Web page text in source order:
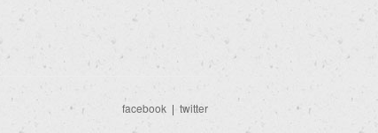
facebook | twitter